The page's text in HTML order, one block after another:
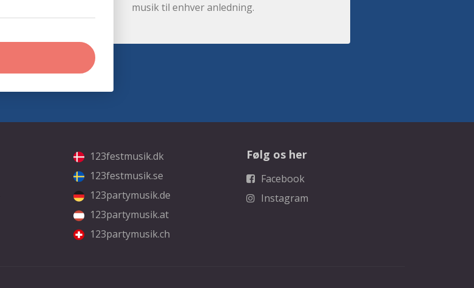
musik til enhver anledning.
123festmusik.dk
123festmusik.se
123partymusik.de
123partymusik.at
123partymusik.ch
Følg os her
Facebook
Instagram